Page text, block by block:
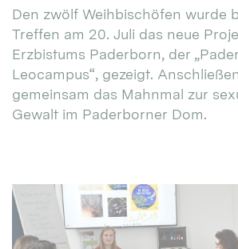
Den zwölf Weihbischöfen wurde
Treffen am 20. Juli das neue
Erzbistums Paderborn, der
Leocampus“, gezeigt.
gemeinsam das Mahnmal zur
Gewalt im Paderborner Dom.